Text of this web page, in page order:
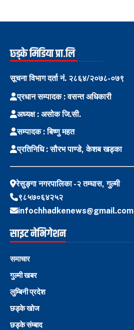
छ्ड्के मिडिया प्रा.लि
सूचना विभाग दर्ता नं. २८६४/२०७८-०७९
प्रधान सम्पादक : वसन्त अधिकारी
अध्यक्ष : असोक जि.सी.
सम्पादक : बिष्णु महत
प्रतिनिधि : सौरभ पाण्डे, केशब खड्का
रेसुङ्गा नगरपालिका -२ तम्घास, गुल्मी
९८५७०६४२५२
infochhadkenews@gmail.com
साइट नेभिगेशन
समाचार
गुल्मी खबर
लुम्बिनी प्रदेश
छड्के खोज
छड्के संम्बाद